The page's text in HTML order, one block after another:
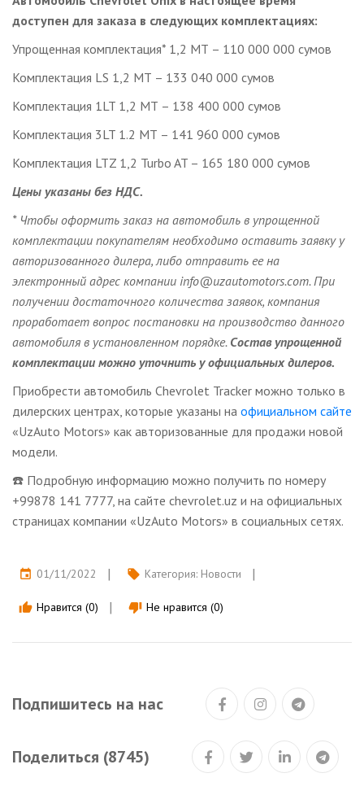
доступен для заказа в следующих комплектациях:
Упрощенная комплектация* 1,2 МТ – 110 000 000 сумов
Комплектация LS 1,2 МТ – 133 040 000 сумов
Комплектация 1LT 1,2 МТ – 138 400 000 сумов
Комплектация 3LT 1.2 МТ – 141 960 000 сумов
Комплектация LTZ 1,2 Turbo AT – 165 180 000 сумов
Цены указаны без НДС.
* Чтобы оформить заказ на автомобиль в упрощенной
комплектации покупателям необходимо оставить заявку у
авторизованного дилера, либо отправить ее на
электронный адрес компании info@uzautomotors.com. При
получении достаточного количества заявок, компания
проработает вопрос постановки на производство данного
автомобиля в установленном порядке. Состав упрощенной
комплектации можно уточнить у официальных дилеров.
Приобрести автомобиль Chevrolet Tracker можно только в
дилерских центрах, которые указаны на официальном сайте
«UzAuto Motors» как авторизованные для продажи новой
модели.
☎️ Подробную информацию можно получить по номеру
+99878 141 7777, на сайте chevrolet.uz и на официальных
страницах компании «UzAuto Motors» в социальных сетях.
event 01/11/2022 local_offer Категория: Новости
thumb_up Нравится (0) thumb_down Не нравится (0)
Подпишитесь на нас
Поделиться (8745)